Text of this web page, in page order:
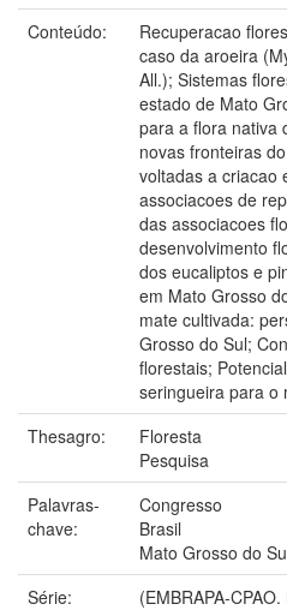
Conteúdo:
Recuperacao
caso da aroeira
All.); Sistemas
estado de Mato
para a flora nativa
novas fronteiras
voltadas a criacao
associacoes de
das associacoes
desenvolvimento
dos eucaliptos e
em Mato Grosso
mate cultivada:
Grosso do Sul;
florestais;
seringueira para o
Thesagro:
Floresta
Pesquisa
Palavras-
chave:
Congresso
Brasil
Mato Grosso do
Série:
(EMBRAPA-